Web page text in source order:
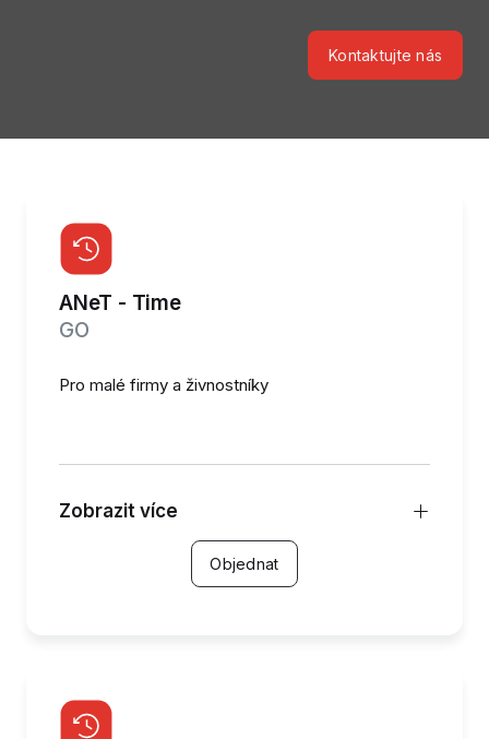
Kontaktujte nás
ANeT - Time
GO
Pro malé firmy a živnostníky
Zobrazit více
Pracovní list zaměstnance, základní funkce
plánování i v realitě.
Objednat